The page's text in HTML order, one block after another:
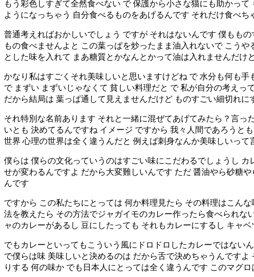
もう彩色しすぎて全然食べない で 保護から小さな猫にも助かっ
ようになっちゃう 自分食べるものをあげるんです それだけ食べ
普通考えればおかしいでしょう ですが それはないんです 僕もも
もの食べませんよと この葉っぱを炒ったまま油入れないで こう
とした味を入れて まあ糖質とかなんとかって油は入れませんだけ
かなり私はすごくそれ美味しいと思いますけどね で 水分も何も
で まずい まずいじゃなくて 貧しい料理だと で 私が自分の考え
だから結局は 葉っぱ通して見えませんだけど ものすごい細切れ
それ特別な名前あります それと一緒に混ぜてあげてみたら？言
いとも 決めてるんですね イメージ ですから 我々人間であろうと
世界 心理の世界は全く違うんだと 例えば刺身なんか美味しいっ
僕らは 僕らの文化っていうのはすごい味にこだわるでしょうし
せが変わるんですよ だから大変難しいんです ただ 醤油やら砂糖
んです
ですから この私たちにとっては 何か料理見たら その料理はこん
法を教えたら その方法でジャガイモのカレー作ったら食べられ
ャのカレーがあるし 豆にしたっても それもカレーにするし キャ
でもカレーといってもこういう風にドロドロしたカレーではない
で僕らは味 美味しいと決めるのは だから舌で決めちゃうんです
りする 何の味か でも日本人にとっては全く違うんです このマグ